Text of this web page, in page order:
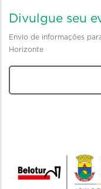
Divulgue seu
Envio de informações
Horizonte